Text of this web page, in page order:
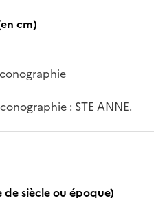
cm)
: STE ANNE.
siècle ou époque)